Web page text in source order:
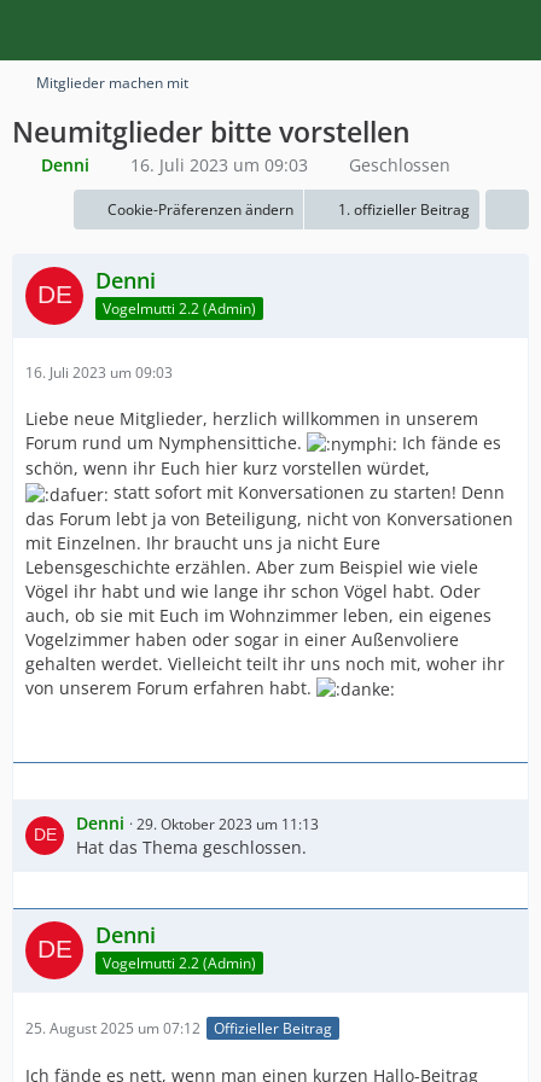
Mitglieder machen mit
Neumitglieder bitte vorstellen
Denni 16. Juli 2023 um 09:03 Geschlossen
Cookie-Präferenzen ändern 1. offizieller Beitrag
Denni
Vogelmutti 2.2 (Admin)
16. Juli 2023 um 09:03
Liebe neue Mitglieder, herzlich willkommen in unserem
Forum rund um Nymphensittiche.
Ich fände es
schön, wenn ihr Euch hier kurz vorstellen würdet,
statt sofort mit Konversationen zu starten! Denn
das Forum lebt ja von Beteiligung, nicht von Konversationen
mit Einzelnen. Ihr braucht uns ja nicht Eure
Lebensgeschichte erzählen. Aber zum Beispiel wie viele
Vögel ihr habt und wie lange ihr schon Vögel habt. Oder
auch, ob sie mit Euch im Wohnzimmer leben, ein eigenes
Vogelzimmer haben oder sogar in einer Außenvoliere
gehalten werdet. Vielleicht teilt ihr uns noch mit, woher ihr
von unserem Forum erfahren habt.
Denni 29. Oktober 2023 um 11:13
Hat das Thema geschlossen.
Denni
Vogelmutti 2.2 (Admin)
25. August 2025 um 07:12 Offizieller Beitrag
Ich fände es nett, wenn man einen kurzen Hallo-Beitrag